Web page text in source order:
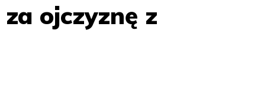
ojczyznę z